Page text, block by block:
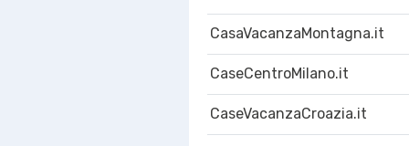
CasaVacanzaMontagna.it
CaseCentroMilano.it
CaseVacanzaCroazia.it